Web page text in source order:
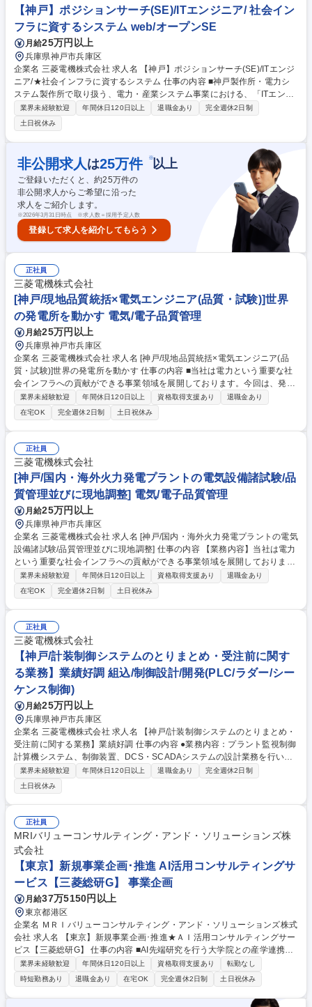
【神戸】ポジションサーチ(SE)/ITエンジニア/ 社会イン
フラに資するシステム web/オープンSE
月給25万円以上
兵庫県神戸市兵庫区
企業名 三菱電機株式会社 求人名 【神戸】ポジションサーチ(SE)/ITエンジ
ニア/★社会インフラに資するシステム 仕事の内容 ■神戸製作所・電力シ
ステム製作所で取り扱う、電力・産業システム事業における、「ITエンジ
ニア」該当求人にて幅広く検討させていただきます。弊所の事業領域全般
に興味をお持ちの方、ITエンジニアとして幅広い ポジションでの選考を希
望される方につきましては、こちらにエントリーください。ご登録いただ
いた情報を拝見し、神戸製作所・電力システム製作所にてご検討させて頂
きます。※書類選考合格の場合は選考合格の連絡に合わせて選考ポジショ
ンのご連絡をさせていただきます。 ●本求人は顧客向けのシステム開発ポ
ジションです。 ●対象領域は鉄道事業者向け、河川ダムなどの公共事業向
け、電力事業者向け等になります。 募集職種 【神戸】ポジションサーチ
(SE)/ITエンジニア/★社会インフラに資するシステム
業界未経験歓迎 年間休日120日以上 退職金あり
完全週休2日制
土日祝休み
非公開求人 は25万件 ※以上
ご登録いただくと、約25万件の
非公開求人からご希望に沿った
求人をご紹介します。
※2026年3月31日時点 ※求人数＝採用予定人数
登録して求人を紹介してもらう
正社員
三菱電機株式会社
[神戸/現地品質統括×電気エンジニア(品質・試験)]世界
の発電所を動かす 電気/電子品質管理
月給25万円以上
兵庫県神戸市兵庫区
企業名 三菱電機株式会社 求人名 [神戸/現地品質統括×電気エンジニア(品
質・試験)]世界の発電所を動かす 仕事の内容 ■当社は電力という重要な社
会インフラへの貢献ができる事業領域を展開しております。今回は、発電
機や電気品の現地とりまとめを通じた品質管理及び、現地調整を担当いた
だきます。 【具体的には】タービン発電機や、安全・安定稼働を支える制
御盤等の電気品の試験・調整を担当します。・現地調整：発電所建設現場
で、自部門製品だけでなく他社製品や社外調達品も含めた総合試験を実
施・統括。・折衝・調整：社内外の関係者と連携し、発電所全体が円滑に
稼働するよう現地代表として調整・交渉。※工事作業が発生した場合は、
協力会社に依頼します。 募集職種 [神戸/現地品質統括×電気エンジニア(品
質・試験)]世界の発電所を動かす
業界未経験歓迎 年間休日120日以上 資格取得支援あり
退職金あり
在宅OK
完全週休2日制 土日祝休み
正社員
三菱電機株式会社
[神戸/国内・海外火力発電プラントの電気設備諸試験/品
質管理並びに現地調整] 電気/電子品質管理
月給25万円以上
兵庫県神戸市兵庫区
企業名 三菱電機株式会社 求人名 [神戸/国内・海外火力発電プラントの電気
設備諸試験/品質管理並びに現地調整] 仕事の内容 【業務内容】当社は電力
という重要な社会インフラへの貢献ができる事業領域を展開しておりま
す。今回は、発電機や電気品の現地とりまとめを通じた品質管理及び、現
地調整を担当いただきます。 【具体的には】タービン発電機や、安全・安
定稼働を支える制御盤等の電気品の試験・調整を担当します。・現地調
整：発電所建設現場で、自部門製品だけでなく他社製品や社外調達品も含
めた総合試験を実施・統括。・折衝・調整：社内外の関係者と連携し、発
電所全体が円滑に稼働するよう現地代表として調整・交渉。※工事作業が
発生した場合は、協力会社に依頼します。 募集職種 [神戸/国内・海外火力
発電プラントの電気設備諸試験/品質管理並びに現地調整]
業界未経験歓迎 年間休日120日以上 資格取得支援あり
退職金あり
在宅OK
完全週休2日制 土日祝休み
正社員
三菱電機株式会社
【神戸/計装制御システムのとりまとめ・受注前に関す
る業務】業績好調 組込/制御設計/開発(PLC/ラダー/シー
ケンス制御)
月給25万円以上
兵庫県神戸市兵庫区
企業名 三菱電機株式会社 求人名 【神戸/計装制御システムのとりまとめ・
受注前に関する業務】業績好調 仕事の内容 ●業務内容：プラント監視制御
計算機システム、制御装置、DCS・SCADAシステムの設計業務を行い、
製品知識・スキルを身に着け、数年かけて国内・海外向け制御システムの
取り纏め業務を行っていただきます。 ≪具体的には≫・顧客要求仕様の把
握（電力会社、プラントメーカー、製紙会社等の自家発ユーザー）・関係
技術部門と連携した制御システム全体の設計及び、制御ロジック、仕様書
の作成・関係技術部門に向けた仕様書の作成・顧客に納入する制御システ
ムの工程管理・コスト管理・関係部署に向けた製作指示※現在は国内向け
案件が主になっており、1案件あたり完遂までの期間は1年～3年程度、数
千万円～数億円の規模となります。 募集職種 【神戸/計装制御システムの
とりまとめ・受注前に関する業務】業績好調
業界未経験歓迎 年間休日120日以上 退職金あり
完全週休2日制
土日祝休み
正社員
MRIバリューコンサルティング・アンド・ソリューションズ株
式会社
【東京】新規事業企画･推進 AI活用コンサルティングサ
ービス【三菱総研G】 事業企画
月給37万5150円以上
東京都港区
企業名 ＭＲＩバリューコンサルティング・アンド・ソリューションズ株式
会社 求人名 【東京】新規事業企画･推進★ＡＩ活用コンサルティングサー
ビス【三菱総研G】 仕事の内容 ■AI先端研究を行う大学院との産学連携を
基盤に、自社サービスの企画・開発・事業化を推進する新設事業本部で、
サービス開発・企画から超大手クライアントへの営業まで幅広く一貫して
ご担当いただきます。 ■新規サービスの企画検討、PoC設計、プロトタイ
プ開発 ■ビジネスモデル設計、収益化戦略立案 ■超大手顧客への業務効率
業界未経験歓迎 年間休日120日以上 資格取得支援あり
転勤なし
時短勤務あり
退職金あり 在宅OK 完全週休2日制 土日祝休み